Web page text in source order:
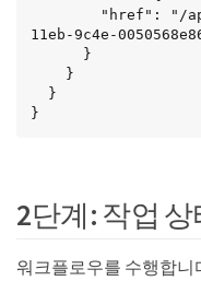
11eb-9c4e-
}
2단계: 작업
워크플로우를 수행합니